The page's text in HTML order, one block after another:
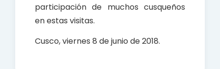
participación de muchos cusqueños
en estas visitas.
Cusco, viernes 8 de junio de 2018.